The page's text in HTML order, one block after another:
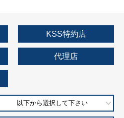
KSS特約店
代理店
以下から選択して下さい